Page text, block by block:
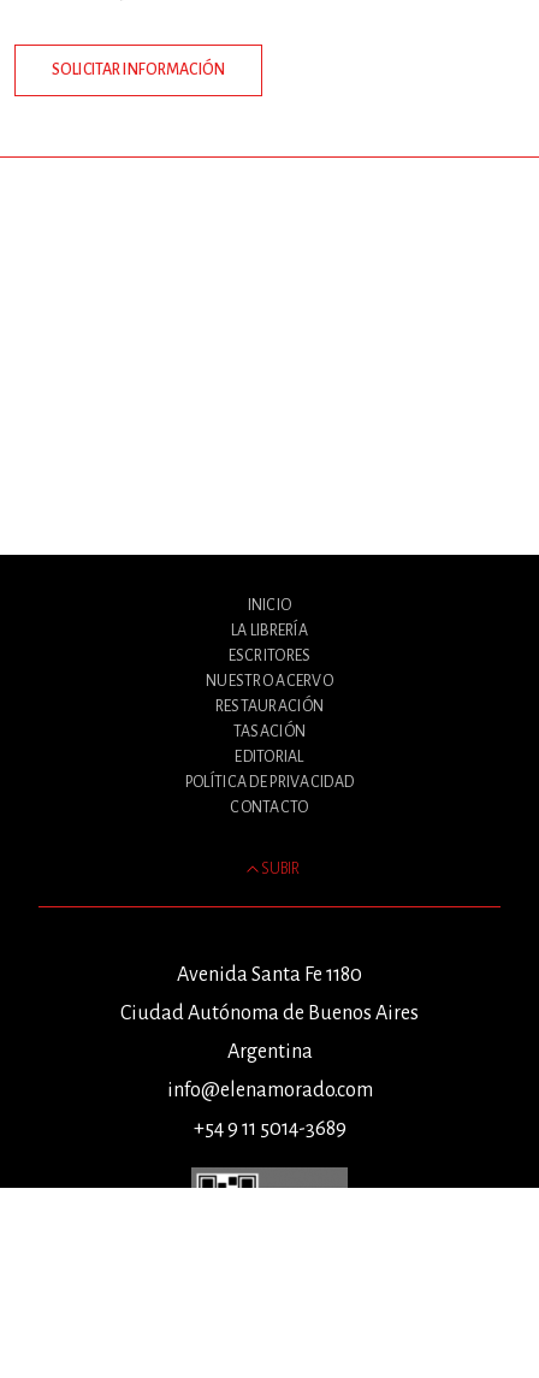
SOLICITAR INFORMACIÓN
INICIO
LA LIBRERÍA
ESCRITORES
NUESTRO ACERVO
RESTAURACIÓN
TASACIÓN
EDITORIAL
POLÍTICA DE PRIVACIDAD
CONTACTO
SUBIR
Avenida Santa Fe 1180
Ciudad Autónoma de Buenos Aires
Argentina
info@elenamorado.com
+54 9 11 5014-3689